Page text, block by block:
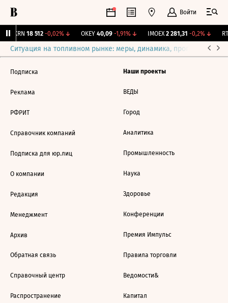
Войти
AKRN 18 512 -0,02%↓ OKEY 40,09 -1,91%↓ IMOEX 2 281,31 -0,2%↓
Ситуация на топливном рынке: меры, динамика, прогнозы
Подписка
Реклама
РФРИТ
Справочник компаний
Подписка для юр.лиц
О компании
Редакция
Менеджмент
Архив
Обратная связь
Справочный центр
Распространение
Наши проекты
ВЕДЫ
Город
Аналитика
Промышленность
Наука
Здоровье
Конференции
Премия Импульс
Правила торговли
Ведомости&
Капитал